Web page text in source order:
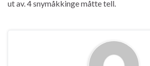
ut av. 4 snymåkkinge måtte tell.